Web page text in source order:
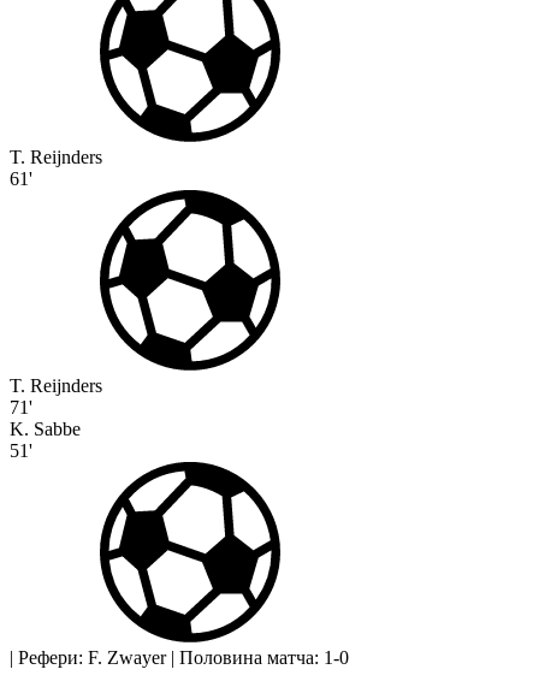
T. Reijnders
61'
T. Reijnders
71'
K. Sabbe
51'
| Рефери: F. Zwayer | Половина матча: 1-0